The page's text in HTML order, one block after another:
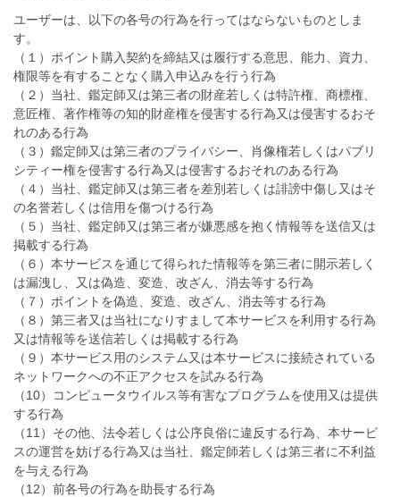
ユーザーは、以下の各号の行為を行ってはならないものとしま
す。
（１）ポイント購入契約を締結又は履行する意思、能力、資力、
権限等を有することなく購入申込みを行う行為
（２）当社、鑑定師又は第三者の財産若しくは特許権、商標権、
意匠権、著作権等の知的財産権を侵害する行為又は侵害するおそ
れのある行為
（３）鑑定師又は第三者のプライバシー、肖像権若しくはパブリ
シティー権を侵害する行為又は侵害するおそれのある行為
（４）当社、鑑定師又は第三者を差別若しくは誹謗中傷し又はそ
の名誉若しくは信用を傷つける行為
（５）当社、鑑定師又は第三者が嫌悪感を抱く情報等を送信又は
掲載する行為
（６）本サービスを通じて得られた情報等を第三者に開示若しく
は漏洩し、又は偽造、変造、改ざん、消去等する行為
（７）ポイントを偽造、変造、改ざん、消去等する行為
（８）第三者又は当社になりすまして本サービスを利用する行為
又は情報等を送信若しくは掲載する行為
（９）本サービス用のシステム又は本サービスに接続されている
ネットワークへの不正アクセスを試みる行為
（10）コンピュータウイルス等有害なプログラムを使用又は提供
する行為
（11）その他、法令若しくは公序良俗に違反する行為、本サービ
スの運営を妨げる行為又は当社、鑑定師若しくは第三者に不利益
を与える行為
（12）前各号の行為を助長する行為